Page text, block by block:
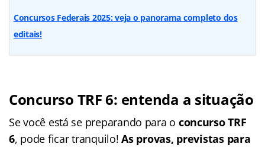
Concursos Federais 2025: veja o panorama completo dos
editais!
Concurso TRF 6: entenda a situação
Se você está se preparando para o concurso TRF
6, pode ficar tranquilo!As provas, previstas para